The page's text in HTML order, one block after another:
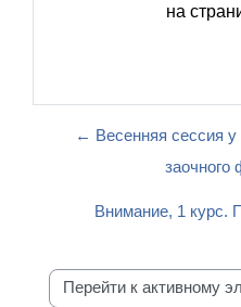
на
← Весенняя сессия у
заочного
Внимание, 1 курс.
Перейти к активному